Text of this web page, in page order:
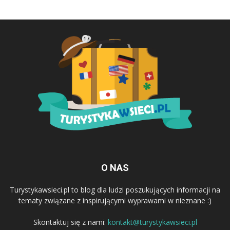
O NAS
Turystykawsieci.pl to blog dla ludzi poszukujących informacji na
tematy związane z inspirującymi wyprawami w nieznane :)
Skontaktuj się z nami: kontakt@turystykawsieci.pl